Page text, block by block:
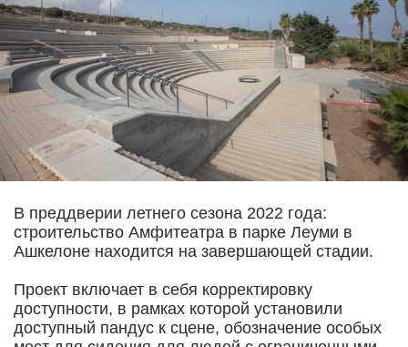
В преддверии летнего сезона 2022 года:
строительство Амфитеатра в парке Леуми в
Ашкелоне находится на завершающей стадии.
Проект включает в себя корректировку
доступности, в рамках которой установили
доступный пандус к сцене, обозначение особых